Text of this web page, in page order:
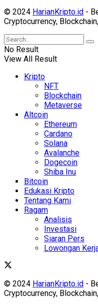
© 2024 HarianKripto.id -
Cryptocurrency,
No Result
View All Result
Kripto
NFT
Blockchain
Metaverse
Altcoin
Ethereum
Cardano
Solana
Avalanche
Dogecoin
Shiba Inu
Bitcoin
Edukasi Kripto
Tentang Kami
Ragam
Analisis
Investasi
Siaran Pers
Lowongan
© 2024 HarianKripto.id -
Cryptocurrency,